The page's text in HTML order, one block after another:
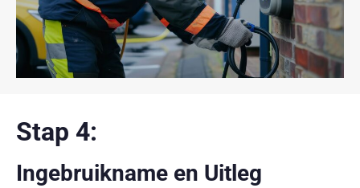
Stap 4:
Ingebruikname en Uitleg